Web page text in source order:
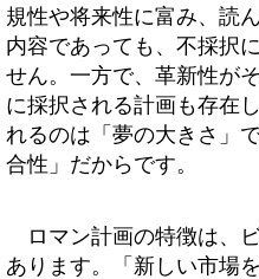
規性や将来性に富み、読
内容であっても、不採択
せん。一方で、革新性が
に採択される計画も存在
れるのは「夢の大きさ」
合性」だからです。
ロマン計画の特徴は、
あります。「新しい市場